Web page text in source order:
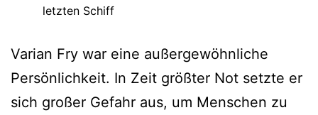
letzten Schiff
Varian Fry war eine außergewöhnliche
Persönlichkeit. In Zeit größter Not setzte er
sich großer Gefahr aus, um Menschen zu